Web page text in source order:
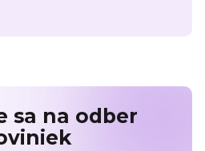
sa na odber